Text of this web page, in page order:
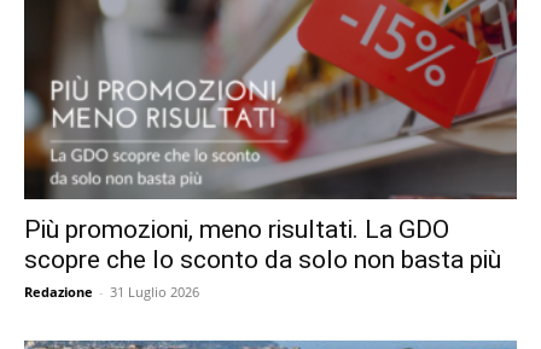
Più promozioni, meno risultati. La GDO
scopre che lo sconto da solo non basta più
Redazione - 31 Luglio 2026